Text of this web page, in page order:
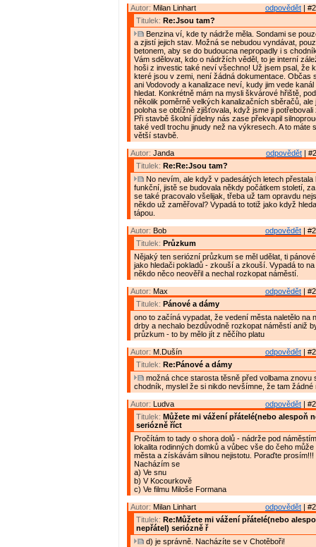
odpovědět |
Autor: Milan Linhart
Titulek: Re:Jsou tam?
Benzina ví, kde ty nádrže měla. Sondami se
a zjistí jejich stav. Možná se nebudou vyndávat,
betonem, aby se do budoucna nepropadly i s
Vám sdělovat, kdo o nádržích věděl, to je interní
hoši z investic také neví všechno! Už jsem psal, že
které jsou v zemi, není žádná dokumentace. Občas
ani Vodovody a kanalizace neví, kudy jim vede kanál
hledat. Konkrétně mám na mysli škvárové hřiště,
několik poměrně velkých kanalizačních sběračů, ale
poloha se obtížně zjišťovala, když jsme ji potřebovali
Při stavbě školní jídelny nás zase překvapil
také vedl trochu jinudy než na výkresech. A to máte
větší stavbě.
odpovědět |
Autor: Janda
Titulek: Re:Re:Jsou tam?
No nevím, ale když v padesátých letech přestala
funkční, jistě se budovala někdy počátkem století,
se také pracovalo všelijak, třeba už tam opravdu
někdo už zaměřoval? Vypadá to totiž jako když
tápou.
odpovědět |
Autor: Bob
Titulek: Průzkum
Nějaký ten seriózní průzkum se měl udělat, ti
jako hledači pokladů - zkouší a zkouší. Vypadá to
někdo něco neověřil a nechal rozkopat náměstí.
odpovědět |
Autor: Max
Titulek: Pánové a dámy
ono to začíná vypadat, že vedení města naletělo na
drby a nechalo bezdůvodně rozkopat náměstí aniž
průzkum - to by mělo jít z něčího platu
odpovědět |
Autor: M.Dušín
Titulek: Re:Pánové a dámy
možná chce starosta těsně před volbama znovu
chodník, myslel že si nikdo nevšímne, že tam žádné
odpovědět |
Autor: Ludva
Titulek: Můžete mi vážení přátelé(nebo alespoň
seriózně říct
Pročítám to tady o shora dolů - nádrže pod
lokalita rodinných domků a vůbec vše do čeho může
města a získávám silnou nejistotu. Poraďte prosím!!!
Nacházím se
a) Ve snu
b) V Kocourkově
c) Ve filmu Miloše Formana
odpovědět |
Autor: Milan Linhart
Titulek: Re:Můžete mi vážení přátelé(nebo
nepřátel) seriózně ř
d) je správně. Nacházíte se v Chotěboři!